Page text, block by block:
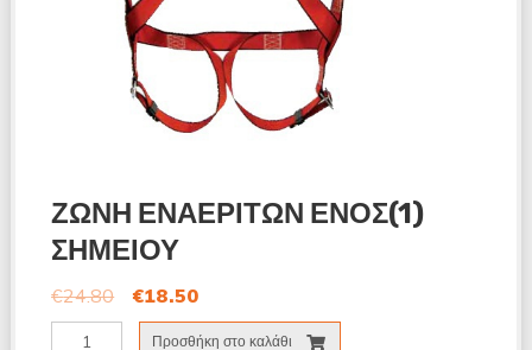
ΖΩΝΗ ΕΝΑΕΡΙΤΩΝ ΕΝΟΣ(1)
ΣΗΜΕΙΟΥ
€24.80 €18.50
ΖΩΝΗ
Προσθήκη στο καλάθι